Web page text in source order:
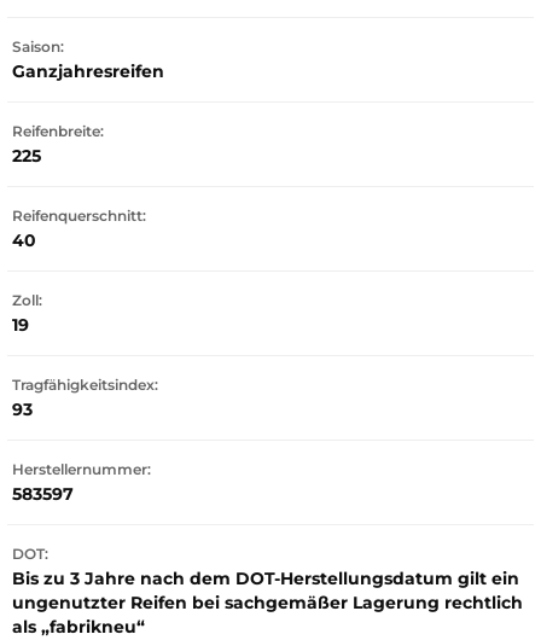
Saison:
Ganzjahresreifen
Reifenbreite:
225
Reifenquerschnitt:
40
Zoll:
19
Tragfähigkeitsindex:
93
Herstellernummer:
583597
DOT:
Bis zu 3 Jahre nach dem DOT-Herstellungsdatum gilt ein
ungenutzter Reifen bei sachgemäßer Lagerung rechtlich
als „fabrikneu“